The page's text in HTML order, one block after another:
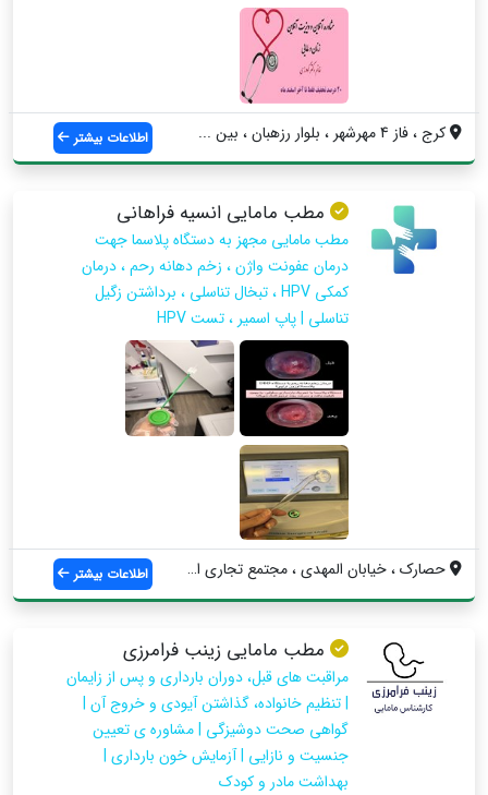
کرج ، فاز 4 مهرشهر ، بلوار رزهبان ، بین ... اطلاعات بیشتر
مطب مامایی انسیه فراهانی
مطب مامایی مجهز به دستگاه پلاسما جهت
درمان عفونت واژن ، زخم دهانه رحم ، درمان
کمکی HPV ، تبخال تناسلی ، برداشتن زگیل
تناسلی | پاپ اسمیر ، تست HPV
حصارک ، خیابان المهدی ، مجتمع تجاری استا... اطلاعات بیشتر
مطب مامایی زینب فرامرزی
مراقبت های قبل، دوران بارداری و پس از زایمان
| تنظیم خانواده، گذاشتن آیودی و خروج آن |
گواهی صحت دوشیزگی | مشاوره ی تعیین
جنسیت و نازایی | آزمایش خون بارداری |
بهداشت مادر و کودک